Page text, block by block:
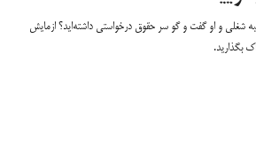
شغلی و او گفت و گو سر حقوق درخواستی داشته‌اید؟ ازمایش
بگذارید.